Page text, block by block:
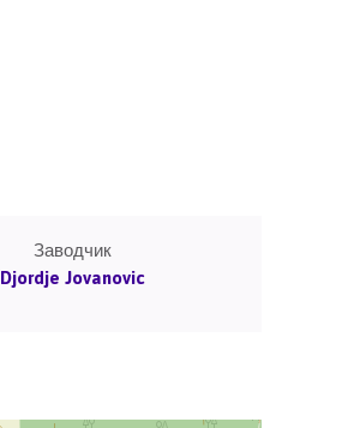
Заводчик
Djordje Jovanovic